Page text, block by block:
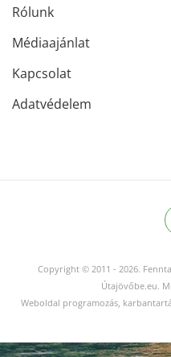
Rólunk
Médiaajánlat
Kapcsolat
Adatvédelem
Copyright © 2011 - 2026.
Útajövőbe.eu.
Weboldal programozás,